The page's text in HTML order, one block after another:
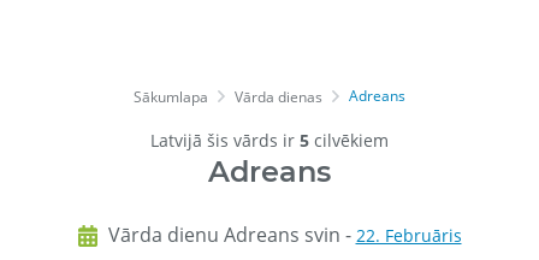
Sākumlapa Vārda dienas Adreans
Latvijā šis vārds ir 5 cilvēkiem
Adreans
Vārda dienu Adreans svin - 22. Februāris